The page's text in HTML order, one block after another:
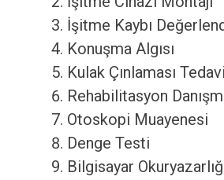
İşitme Kaybı
Konuşma Algısı
Kulak Çınlaması
Rehabilitasyon
Otoskopi Muayenesi
Denge Testi
Bilgisayar